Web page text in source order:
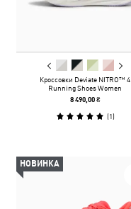
Кроссовки Deviate NITRO™ 4
Running Shoes Women
8 490,00 ₴
(1)
НОВИНКА